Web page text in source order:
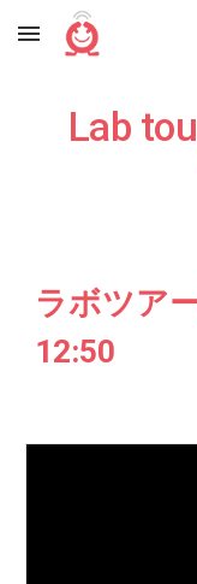
Skip to main content
Lab
ラボツア
12:50